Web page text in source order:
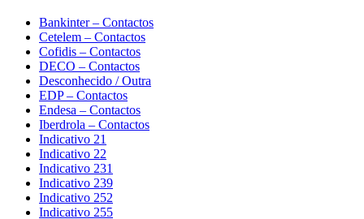
Bankinter – Contactos
Cetelem – Contactos
Cofidis – Contactos
DECO – Contactos
Desconhecido / Outra
EDP – Contactos
Endesa – Contactos
Iberdrola – Contactos
Indicativo 21
Indicativo 22
Indicativo 231
Indicativo 239
Indicativo 252
Indicativo 255